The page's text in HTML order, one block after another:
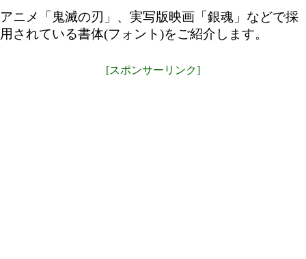
アニメ「鬼滅の刃」、実写版映画「銀魂」などで採
用されている書体(フォント)をご紹介します。
[スポンサーリンク]